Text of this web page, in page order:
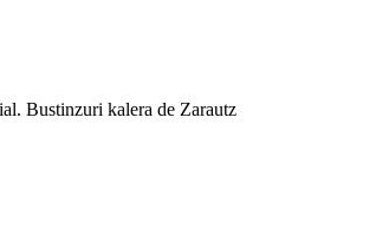
Bustinzuri kalera de Zarautz